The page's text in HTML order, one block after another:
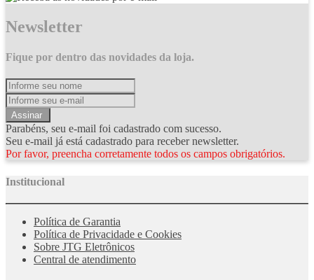
Newsletter
Fique por dentro das novidades da loja.
Assinar
Parabéns, seu e-mail foi cadastrado com sucesso.
Seu e-mail já está cadastrado para receber newsletter.
Por favor, preencha corretamente todos os campos obrigatórios.
Institucional
Política de Garantia
Política de Privacidade e Cookies
Sobre JTG Eletrônicos
Central de atendimento